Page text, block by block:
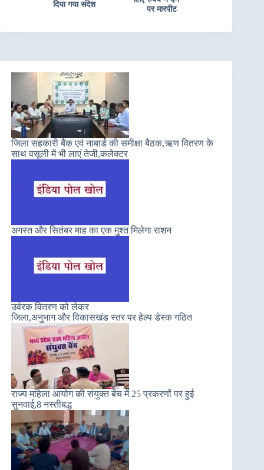
दिया गया संदेश
पर मारपीट
जिला सहकारी बैंक एवं नाबार्ड की समीक्षा बैठक,ऋण वितरण के
साथ वसूली में भी लाएं तेजी,कलेक्टर
अगस्त और सितंबर माह का एक मुश्त मिलेगा राशन
उर्वरक वितरण को लेकर
जिला,अनुभाग और विकासखंड स्तर पर हेल्प डेस्क गठित
राज्य महिला आयोग की संयुक्त बेंच में 25 प्रकरणों पर हुई
सुनवाई,8 नस्तीबद्ध